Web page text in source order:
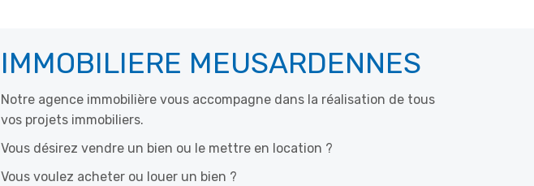
IMMOBILIERE MEUSARDENNES
Notre agence immobilière vous accompagne dans la réalisation de tous
vos projets immobiliers.
Vous désirez vendre un bien ou le mettre en location ?
Vous voulez acheter ou louer un bien ?